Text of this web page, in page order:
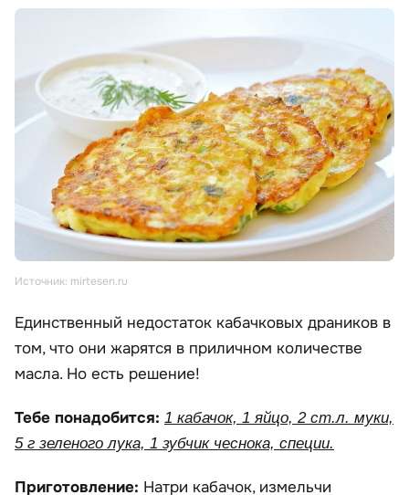
Источник: mirtesen.ru
Единственный недостаток кабачковых драников в
том, что они жарятся в приличном количестве
масла. Но есть решение!
Тебе понадобится: 1 кабачок, 1 яйцо, 2 ст.л. муки,
5 г зеленого лука, 1 зубчик чеснока, специи.
Приготовление: Натри кабачок, измельчи